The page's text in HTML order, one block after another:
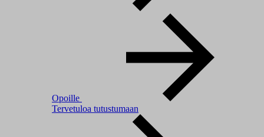
Opoille
Tervetuloa tutustumaan